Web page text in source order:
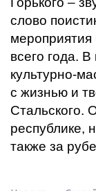
слово
всего года.
культурно-
с жизнью и
Стальского.
республике,
также за